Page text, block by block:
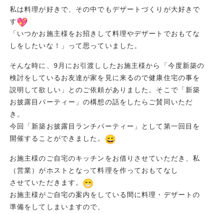
私は料理が好きで、その中でもデザートづくりが大好きで
す
「いつかお施主様をお招きして料理やデザートでおもてな
しをしたいな！」って思っていました。
そんな時に、9月にお引渡ししたお施主様から「今度新築の
検討をしているお友達が家を見に来るので健康住宅の事を
説明して欲しい」とのご依頼がありました。そこで「新築
お披露目パーティー」の構想の話をしたらご賛同いただ
き。
今回「新築お披露目ランチパーティー」として第一回目を
開催することができました。
お施主様のご自宅のキッチンをお借りさせていただき、私
（営業）がホストとなって料理を作っておもてなし
させていただきます。
お施主様がご自宅の案内をしている間に料理・デザートの
準備をしてしまいますので、